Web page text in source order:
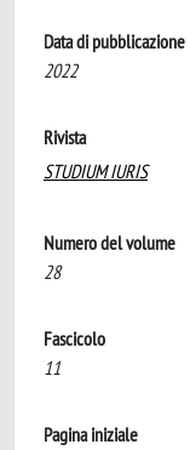
Data di pubblicazione
2022
Rivista
STUDIUM IURIS
Numero del volume
28
Fascicolo
11
Pagina iniziale